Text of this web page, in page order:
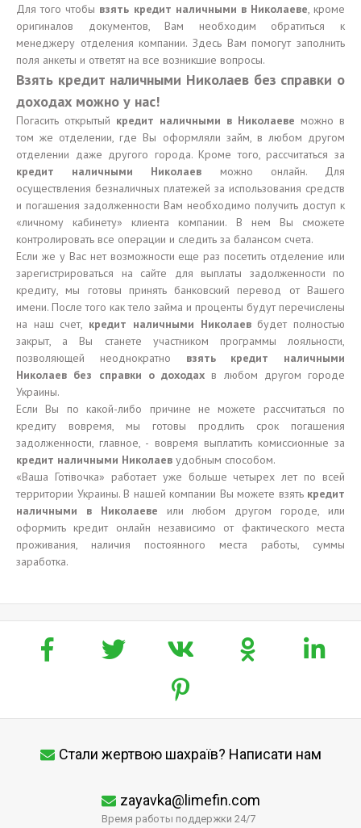
Для того чтобы взять кредит наличными в Николаеве, кроме
оригиналов документов, Вам необходим обратиться к
менеджеру отделения компании. Здесь Вам помогут заполнить
поля анкеты и ответят на все возникшие вопросы.
Взять кредит наличными Николаев без справки о
доходах можно у нас!
Погасить открытый кредит наличными в Николаеве можно в
том же отделении, где Вы оформляли займ, в любом другом
отделении даже другого города. Кроме того, рассчитаться за
кредит наличными Николаев можно онлайн. Для
осуществления безналичных платежей за использования средств
и погашения задолженности Вам необходимо получить доступ к
«личному кабинету» клиента компании. В нем Вы сможете
контролировать все операции и следить за балансом счета.
Если же у Вас нет возможности еще раз посетить отделение или
зарегистрироваться на сайте для выплаты задолженности по
кредиту, мы готовы принять банковский перевод от Вашего
имени. После того как тело займа и проценты будут перечислены
на наш счет, кредит наличными Николаевбудет полностью
закрыт, а Вы станете участником программы лояльности,
позволяющей неоднократно взять кредит наличными
Николаев без справки о доходах в любом другом городе
Украины.
Если Вы по какой-либо причине не можете рассчитаться по
кредиту вовремя, мы готовы продлить срок погашения
задолженности, главное, - вовремя выплатить комиссионные за
кредит наличными Николаев удобным способом.
«Ваша Готівочка» работает уже больше четырех лет по всей
территории Украины. В нашей компании Вы можете взять кредит
наличными в Николаеве или любом другом городе, или
оформить кредит онлайн независимо от фактического места
проживания, наличия постоянного места работы, суммы
заработка.
Стали жертвою шахраїв? Написати нам
zayavka@limefin.com
Время работы поддержки 24/7